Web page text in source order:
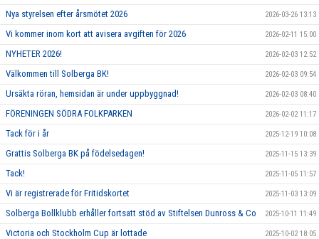
Nya styrelsen efter årsmötet 2026 2026-03-26 13:13
Vi kommer inom kort att avisera avgiften för 2026 2026-02-11 15:00
NYHETER 2026! 2026-02-03 12:52
Välkommen till Solberga BK! 2026-02-03 09:54
Ursäkta röran, hemsidan är under uppbyggnad! 2026-02-03 08:40
FÖRENINGEN SÖDRA FOLKPARKEN 2026-02-02 11:17
Tack för i år 2025-12-19 10:08
Grattis Solberga BK på födelsedagen! 2025-11-15 13:39
Tack! 2025-11-05 11:57
Vi är registrerade för Fritidskortet 2025-11-03 13:09
Solberga Bollklubb erhåller fortsatt stöd av Stiftelsen Dunross & Co 2025-10-11 11:49
Victoria och Stockholm Cup är lottade 2025-10-02 18:05